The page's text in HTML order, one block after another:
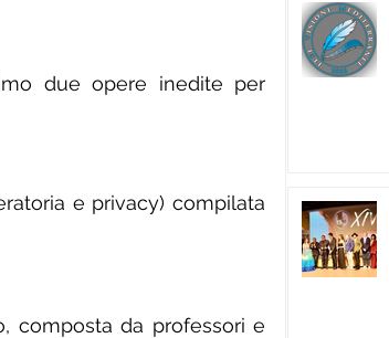
due opere inedite per
e privacy) compilata
composta da professori e